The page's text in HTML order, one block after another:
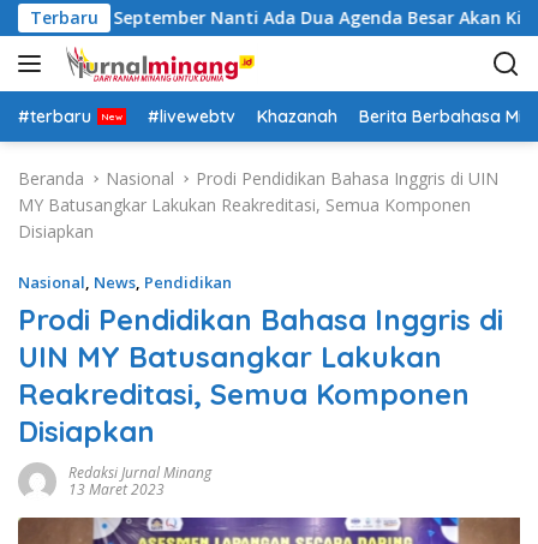
a
g
u
Terbaru
Allah September Nanti Ada Dua Agenda Besar Akan Kita
#terbaru #livewebtv Khazanah Berita Berbahasa
Beranda Nasional
Prodi Pendidikan Bahasa Inggris di UIN
MY Batusangkar Lakukan Reakreditasi, Semua Komponen
Disiapkan
Nasional, News, Pendidikan
Prodi Pendidikan Bahasa Inggris di
UIN MY Batusangkar Lakukan
Reakreditasi, Semua Komponen
Disiapkan
Redaksi Jurnal Minang
13 Maret 2023